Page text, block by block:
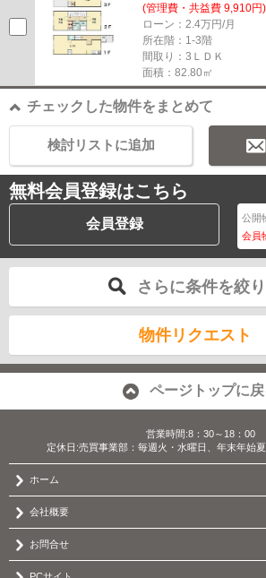
(管理費・共益費 9,910円)
ローン：2.4万円/月
所在階：1-3階
間取り：3ＬＤＫ
面積：82.80㎡
チェックした物件をまとめて
検討リストに追加
無料会員登録はこちら
会員登録 公開
会員
さらに条件を絞
物件リクエスト
ページトップに戻
営業時間:8：30～18：00
定休日:売買事業部：毎週火・水曜日、年末年始
ホーム
会社概要
お問合せ